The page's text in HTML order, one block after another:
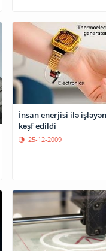
İnsan enerjisi ilə
kəşf edildi
25-12-2009